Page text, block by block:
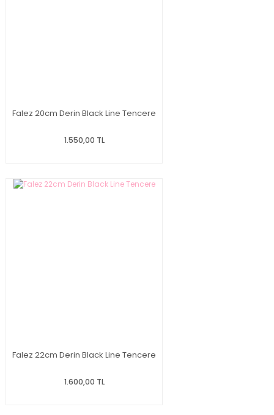
Falez 20cm Derin Black Line Tencere
1.550,00 TL
Falez 22cm Derin Black Line Tencere
1.600,00 TL